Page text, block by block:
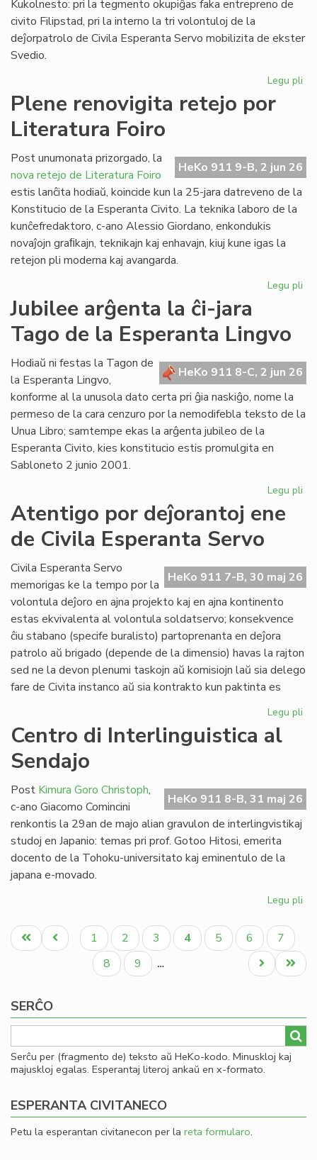
Kukolnesto: pri la tegmento okupiĝas faka entrepreno de
civito Filipstad, pri la interno la tri volontuloj de la
deĵorpatrolo de Civila Esperanta Servo mobilizita de ekster
Svedio.
Legu pli
la
Plene renovigita retejo por
Literatura Foiro
HeKo 911 9-B, 2 jun 26
Post unumonata prizorgado, la
nova retejo de Literatura Foiro
estis lanĉita hodiaŭ, koincide kun la 25-jara datreveno de la
Konstitucio de la Esperanta Civito. La teknika laboro de la
kunĉefredaktoro, c-ano Alessio Giordano, enkondukis
novaĵojn graﬁkajn, teknikajn kaj enhavajn, kiuj kune igas la
retejon pli moderna kaj avangarda.
Legu pli
Jubilee arĝenta la ĉi-jara
Tago de la Esperanta Lingvo
HeKo 911 8-C, 2 jun 26
Hodiaŭ ni festas la Tagon de
la Esperanta Lingvo,
konforme al la unusola dato certa pri ĝia naskiĝo, nome la
permeso de la cara cenzuro por la nemodifebla teksto de la
Unua Libro; samtempe ekas la arĝenta jubileo de la
Esperanta Civito, kies konstitucio estis promulgita en
Sabloneto 2 junio 2001.
Legu pli
Atentigo por deĵorantoj ene
de Civila Esperanta Servo
HeKo 911 7-B, 30 maj 26
Civila Esperanta Servo
memorigas ke la tempo por la
volontula deĵoro en ajna projekto kaj en ajna kontinento
estas ekvivalenta al volontula soldatservo; konsekvence
ĉiu stabano (specife buralisto) partoprenanta en deĵora
patrolo aŭ brigado (depende de la dimensio) havas la rajton
sed ne la devon plenumi taskojn aŭ komisiojn laŭ sia delego
fare de Civita instanco aŭ sia kontrakto kun paktinta es
Legu pli
de
Centro di Interlinguistica al
Sendajo
HeKo 911 8-B, 31 maj 26
Post Kimura Goro Christoph,
c-ano Giacomo Comincini
renkontis la 29an de majo alian gravulon de interlingvistikaj
studoj en Japanio: temas pri prof. Gotoo Hitosi, emerita
docento de la Tohoku-universitato kaj eminentulo de la
japana e-movado.
Legu pli
al
Pagination
Unua
paĝo
Antaŭa
paĝo
Paĝo
1 Paĝo
2 Paĝo
3
Aktuala
paĝo
4 Paĝo
5 Paĝo
6 Paĝo
7
Paĝo
8 Paĝo
9 …
Last
page
Next
page
SERĈO
Serĉu per (fragmento de) teksto aŭ HeKo-kodo. Minuskloj kaj
majuskloj egalas. Esperantaj literoj ankaŭ en x-formato.
ESPERANTA CIVITANECO
Petu la esperantan civitanecon per la reta formularo.